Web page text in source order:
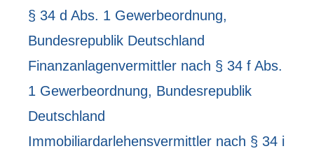
§ 34 d Abs. 1 Gewerbeordnung,
Bundesrepublik Deutschland
Finanzanlagenvermittler nach § 34 f Abs.
1 Gewerbeordnung, Bundesrepublik
Deutschland
Immobiliardarlehensvermittler nach § 34 i